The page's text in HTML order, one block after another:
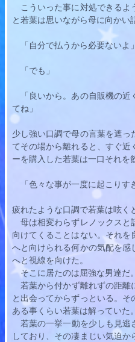
こういった事に対処できるよ
と若葉は思いながら母に向かい
「自分で払うから必要ないよ」
「でも」
「良いから。あの自販機の近
てね」
少し強い口調で母の言葉を遮っ
てその場から離れると、すぐ近
ーを購入した若葉は一口それを
「色々な事が一度に起こりす
疲れたような口調で若葉は呟く
母は相変わらずレノックスと
向けてくることはない。それ
へと向けられる何かの気配を感
へと視線を向けた。
そこに居たのは屈強な男達だ。
若葉から付かず離れずの距離
と出会ってからずっといる。
ある事くらい若葉は解っていた。
若葉の一挙一動を少しも見逃
しており、その凄まじい気迫